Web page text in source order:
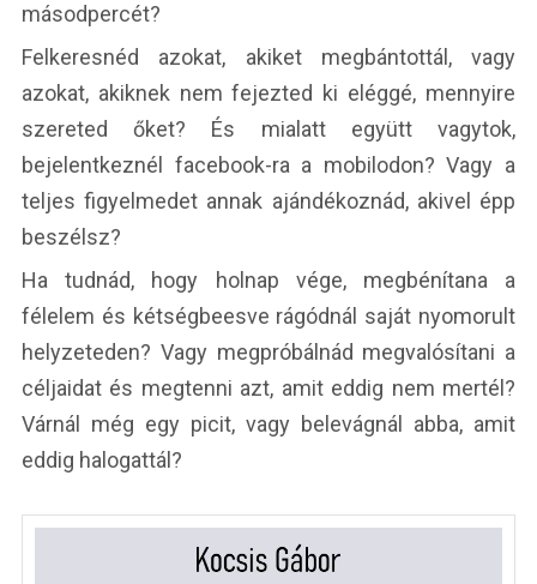
másodpercét?
Felkeresnéd azokat, akiket megbántottál, vagy
azokat, akiknek nem fejezted ki eléggé, mennyire
szereted őket? És mialatt együtt vagytok,
bejelentkeznél facebook-ra a mobilodon? Vagy a
teljes figyelmedet annak ajándékoznád, akivel épp
beszélsz?
Ha tudnád, hogy holnap vége, megbénítana a
félelem és kétségbeesve rágódnál saját nyomorult
helyzeteden? Vagy megpróbálnád megvalósítani a
céljaidat és megtenni azt, amit eddig nem mertél?
Várnál még egy picit, vagy belevágnál abba, amit
eddig halogattál?